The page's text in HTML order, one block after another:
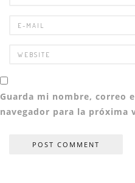
Guarda mi nombre, correo
navegador para la próxima